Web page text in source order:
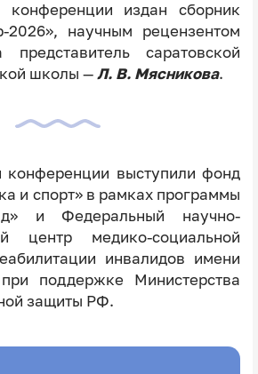
издан сборник
2026», научным рецензентом
представитель саратовской
школы —Л. В. Мясникова.
конференции выступили фонд
и спорт» в рамках программы
и Федеральный научно-
центр медико-социальной
инвалидов имени
поддержке Министерства
защиты РФ.